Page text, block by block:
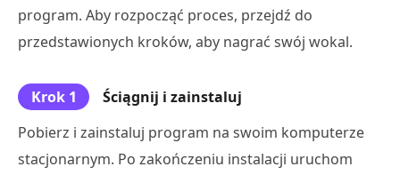
program. Aby rozpocząć proces, przejdź do
przedstawionych kroków, aby nagrać swój wokal.
Krok 1
Ściągnij i zainstaluj
Pobierz i zainstaluj program na swoim komputerze
stacjonarnym. Po zakończeniu instalacji uruchom